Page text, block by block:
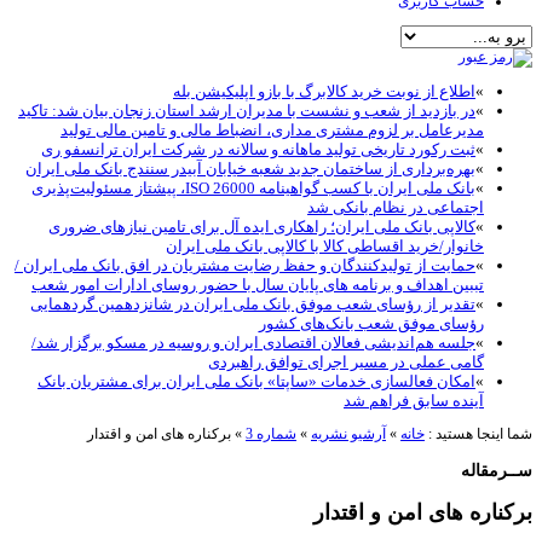
اطلاع از نوبت خرید کالابرگ با بازو اپلیکیشن بله
در بازدید از شعب و نشست با مدیران ارشد استان زنجان بیان شد: تاکید
مدیرعامل بر لزوم مشتری مداری، انضباط مالی و تامین مالی تولید
ثبت رکورد تاریخی تولید ماهانه و سالانه در شرکت ایران ترانسفو ری
بهره‌برداری از ساختمان جدید شعبه خیابان آبیدر سنندج بانک ملی ایران
بانک ملی ایران با کسب گواهینامه ISO 26000، پیشتاز مسئولیت‌پذیری
اجتماعی در نظام بانکی شد
کالاپی بانک ملی ایران؛ راهکاری ایده آل برای تامین نیازهای ضروری
خانوار/خرید اقساطی کالا با کالاپی بانک ملی ایران
حمایت از تولیدکنندگان و حفظ رضایت مشتریان در افق بانک ملی ایران /
تببین اهداف و برنامه های پایان سال با حضور روسای ادارات امور شعب
تقدیر از رؤسای شعب موفق بانک ملی ایران در شانزدهمین گردهمایی
رؤسای موفق شعب بانک‌های کشور
جلسه هم‌اندیشی فعالان اقتصادی ایران و روسیه در مسکو برگزار شد/
گامی عملی در مسیر اجرای توافق راهبردی
امکان فعالسازی خدمات «ساپتا» بانک ملی ایران برای مشتریان بانک
آینده سابق فراهم شد
هستید :خانه » آرشیو نشریه » شماره 3 » برکناره‌ های امن و اقتدار
های امن و اقتدار